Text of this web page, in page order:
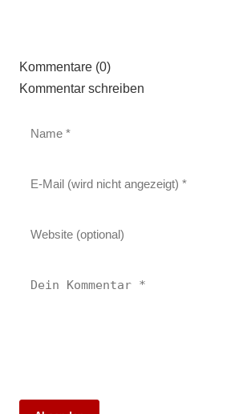
Kommentare (0)
Kommentar schreiben